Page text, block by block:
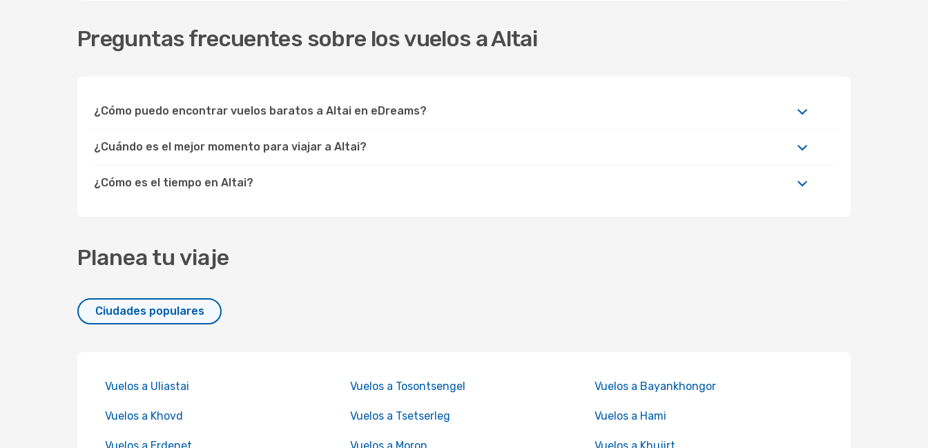
Preguntas frecuentes sobre los vuelos a Altai
¿Cómo puedo encontrar vuelos baratos a Altai en eDreams?
¿Cuándo es el mejor momento para viajar a Altai?
¿Cómo es el tiempo en Altai?
Planea tu viaje
Ciudades populares
Vuelos a Uliastai Vuelos a Tosontsengel Vuelos a Bayankhongor
Vuelos a Khovd Vuelos a Tsetserleg Vuelos a Hami